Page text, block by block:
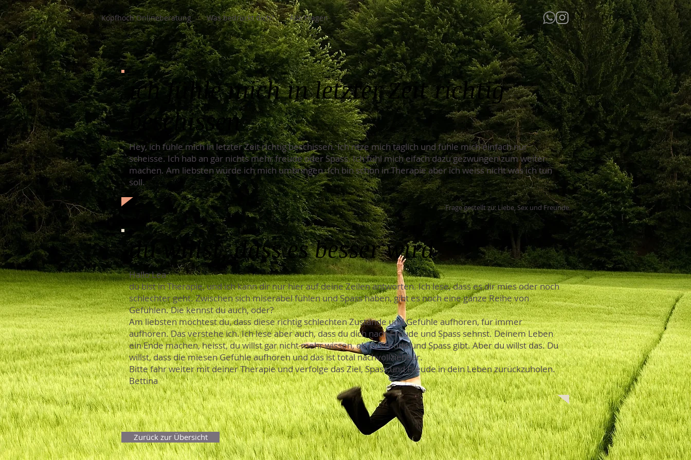
Kopfhoch Onlineberatung Was bedrückt dich? Alle Fragen
ich fühle mich in letzter Zeit richtig
beschissen
Hey, ich fühle mich in letzter Zeit richtig beschissen. Ich ritze mich täglich und fühle mich einfach nur
scheisse. Ich hab an gar nichts mehr freude oder Spass. Ich fühl mich eifach dazu gezwungen zum weiter
machen. Am liebsten würde ich mich umbringen. Ich bin schon in Therapie aber ich weiss nicht was ich tun
soll.
Frage gestellt zu: Liebe, Sex und Freunde
du willst, dass es besser wird
Hallo Lea
du bist in Therapie, und ich kann dir nur hier auf deine Zeilen antworten. Ich lese, dass es dir mies oder noch
schlechter geht. Zwischen sich miserabel fühlen und Spass haben, gibt es noch eine ganze Reihe von
Gefühlen. Die kennst du auch, oder?
Am liebsten möchtest du, dass diese richtig schlechten Zustände und Gefühle aufhören, für immer
aufhören. Das verstehe ich. Ich lese aber auch, dass du dich nach Freude und Spass sehnst. Deinem Leben
ein Ende machen, heisst, du willst gar nicht mehr wissen, ob es Freude und Spass gibt. Aber du willst das. Du
willst, dass die miesen Gefühle aufhören und das ist total nachvollziehbar.
Bitte fahr weiter mit deiner Therapie und verfolge das Ziel, Spass und Freude in dein Leben zurückzuholen.
Bettina
Zurück zur Übersicht